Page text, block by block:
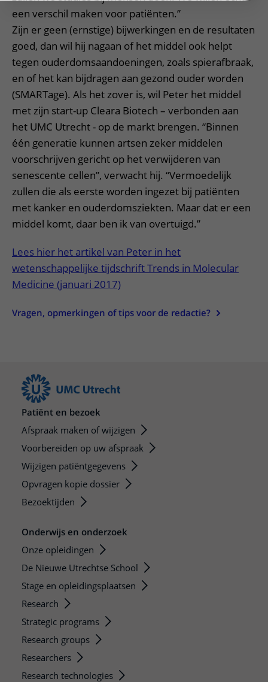
een verschil maken voor patiënten.”
Zijn er geen (ernstige) bijwerkingen en de resultaten
goed, dan wil hij nagaan of het middel ook helpt
tegen ouderdomsaandoeningen, zoals spierafbraak,
en of het kan bijdragen aan gezond ouder worden
(SMARTage). Als het zover is, wil Peter het middel
met zijn start-up Cleara Biotech – verbonden aan
het UMC Utrecht - op de markt brengen. “Binnen
één generatie kunnen artsen zeker middelen
voorschrijven gericht op het verwijderen van
senescente cellen”, verwacht hij. “Vermoedelijk
zullen die als eerste worden ingezet bij patiënten
met kanker en ouderdomsziekten. Maar dat er een
middel komt, daar ben ik van overtuigd.”
Lees hier het artikel van Peter in het
wetenschappelijke tijdschrift Trends in Molecular
Medicine (januari 2017)
Vragen, opmerkingen of tips voor de redactie?
Patiënt en bezoek
Afspraak maken of wijzigen
Voorbereiden op uw afspraak
Wijzigen patiëntgegevens
Opvragen kopie dossier
Bezoektijden
Onderwijs en onderzoek
Onze opleidingen
De Nieuwe Utrechtse School
Stage en opleidingsplaatsen
Research
Strategic programs
Research groups
Researchers
Research technologies